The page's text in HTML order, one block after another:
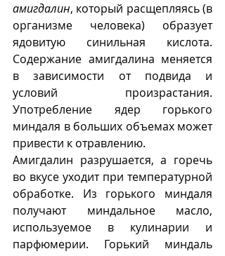
амигдалин, который расщепляясь (в
организме человека) образует
ядовитую синильная кислота.
Содержание амигдалина меняется
в зависимости от подвида и
условий произрастания.
Употребление ядер горького
миндаля в больших объемах может
привести к отравлению.
Амигдалин разрушается, а горечь
во вкусе уходит при температурной
обработке. Из горького миндаля
получают миндальное масло,
используемое в кулинарии и
парфюмерии. Горький миндаль